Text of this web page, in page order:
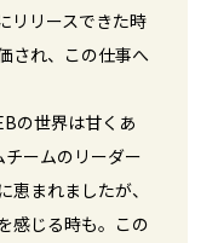
リリースできた時
され、この仕事へ
の世界は甘くあ
ームのリーダー
まれましたが、
感じる時も。この